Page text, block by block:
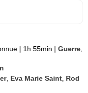
| 1h 55min | Guerre
, Eva Marie Saint Rod